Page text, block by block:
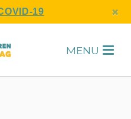
19 ×
MENU H